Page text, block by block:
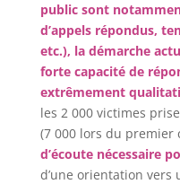
public sont
d’appels répondus,
etc.), la démarche
forte capacité de
extrêmement
les 2 000 victimes
(7 000 lors du premier
d’écoute nécessaire
d’une orientation vers